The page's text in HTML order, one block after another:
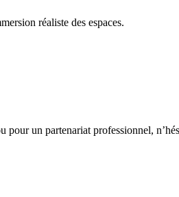
réaliste des espaces.
un partenariat professionnel,